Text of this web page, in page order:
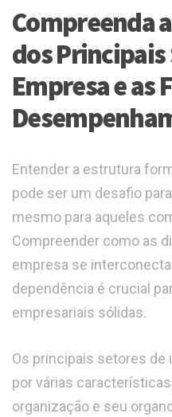
Compreenda
dos Principais
Empresa e as
Entender a estrutura
pode ser um desafio
mesmo para aqueles
Compreender como as
empresa se
dependência é crucial
empresariais sólidas.
Os principais setores de
por várias
organização e seu